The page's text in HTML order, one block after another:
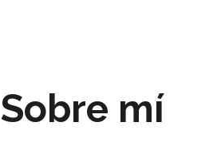
Sobre mí